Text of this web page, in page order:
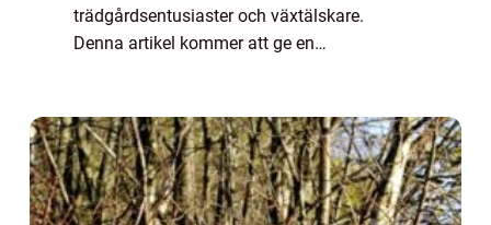
trädgårdsentusiaster och växtälskare.
Denna artikel kommer att ge en
dessa sticklingar. V...